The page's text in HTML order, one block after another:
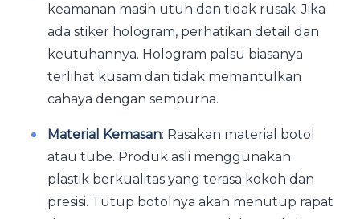
keamanan masih utuh dan tidak rusak. Jika
ada stiker hologram, perhatikan detail dan
keutuhannya. Hologram palsu biasanya
terlihat kusam dan tidak memantulkan
cahaya dengan sempurna.
Material Kemasan: Rasakan material botol
atau tube. Produk asli menggunakan
plastik berkualitas yang terasa kokoh dan
presisi. Tutup botolnya akan menutup rapat